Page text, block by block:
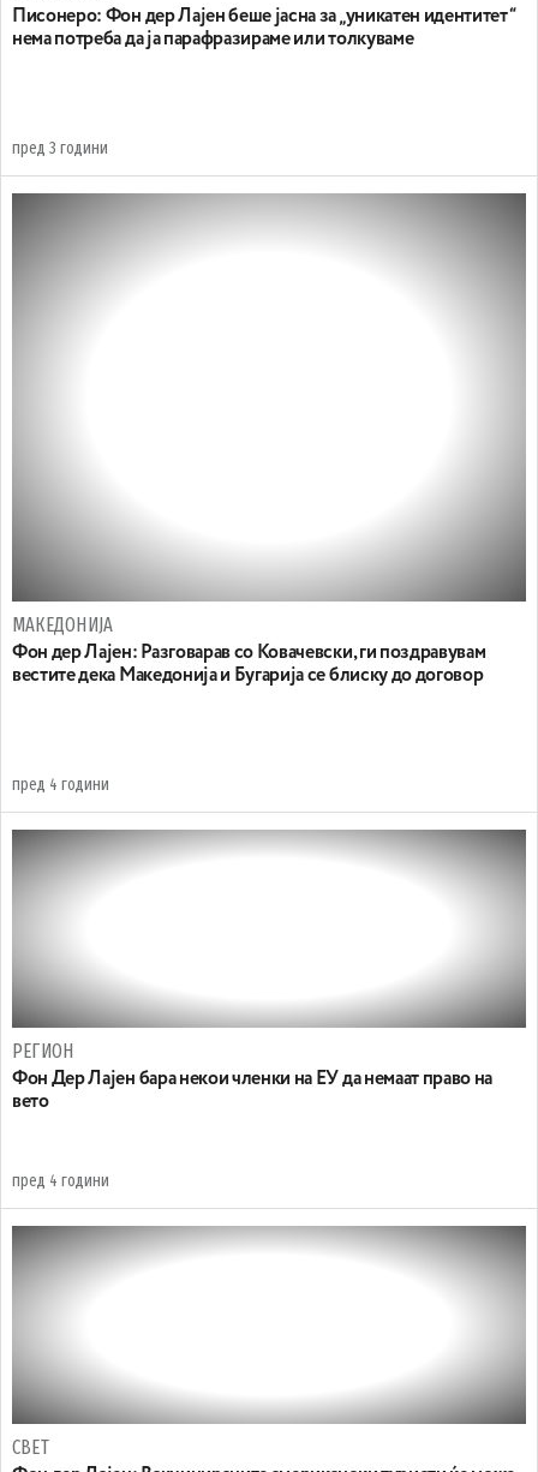
Писонеро: Фон дер Лајен беше јасна за „уникатен идентитет“
нема потреба да ја парафразираме или толкуваме
пред 3 години
МАКЕДОНИЈА
Фон дер Лајен: Разговарав со Ковачевски, ги поздравувам
вестите дека Македонија и Бугарија се блиску до договор
пред 4 години
РЕГИОН
Фон Дер Лајен бара некои членки на ЕУ да немаат право на
вето
пред 4 години
СВЕТ